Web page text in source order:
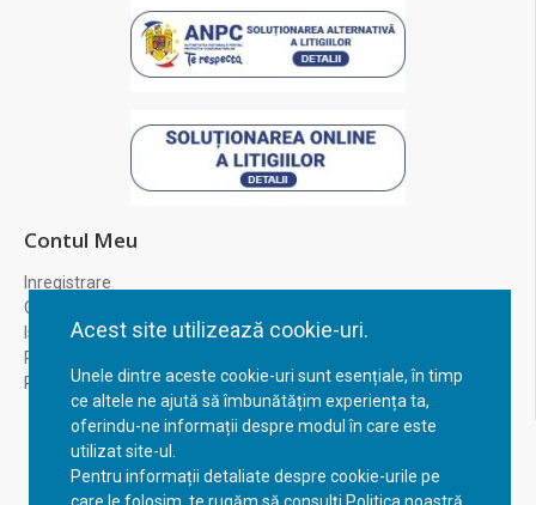
Acest site utilizează cookie-uri.
Unele dintre aceste cookie-uri sunt esențiale, în timp
ce altele ne ajută să îmbunătățim experiența ta,
oferindu-ne informații despre modul în care este
utilizat site-ul.
Pentru informații detaliate despre cookie-urile pe
Contul Meu
Inregistrare
Contul meu
Istoric comenzi
Recuperare parola
Returnare produs